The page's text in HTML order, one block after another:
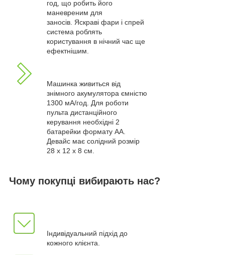
год, що робить його
маневреним для
заносів. Яскраві фари і спрей
система роблять
користування в нічний час ще
ефектнішим.
Машинка живиться від
знімного акумулятора ємністю
1300 мА/год. Для роботи
пульта дистанційного
керування необхідні 2
батарейки формату AA.
Девайс має солідний розмір
28 x 12 x 8 см.
Чому покупці вибирають нас?
Індивідуальний підхід до
кожного клієнта.